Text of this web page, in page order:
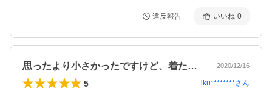
違反報告 いいね 0
思ったより小さかったですけど、着た感じ… 2020/12/16
5 iku********さん